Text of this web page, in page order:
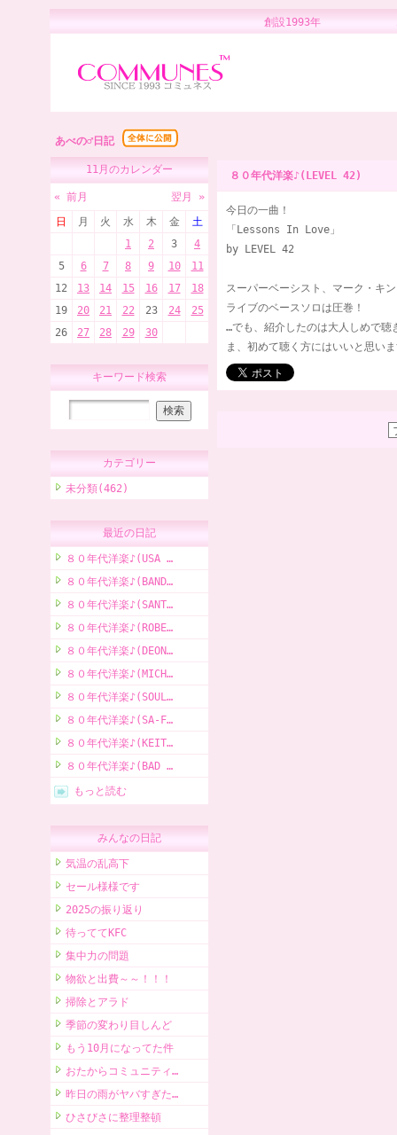
創設1993年 コ
あべの♂日記
11月のカレンダー
« 前月
翌月 »
日
月 火 水 木 金
土
1
2 3
4
5
6 7 8 9 10
11
12
13 14 15 16 17
18
19
20 21 22 23 24
25
26
27 28 29 30
キーワード検索
カテゴリー
未分類(462)
最近の日記
８０年代洋楽♪(USA …
８０年代洋楽♪(BAND…
８０年代洋楽♪(SANT…
８０年代洋楽♪(ROBE…
８０年代洋楽♪(DEON…
８０年代洋楽♪(MICH…
８０年代洋楽♪(SOUL…
８０年代洋楽♪(SA-F…
８０年代洋楽♪(KEIT…
８０年代洋楽♪(BAD …
もっと読む
みんなの日記
気温の乱高下
セール様様です
2025の振り返り
待っててKFC
集中力の問題
物欲と出費～～！！！
掃除とアラド
季節の変わり目しんど
もう10月になってた件
おたからコミュニティ…
昨日の雨がヤバすぎた…
ひさびさに整理整頓
８０年代洋楽♪(LEVEL 42)
今日の一曲！
「Lessons In Love」
by LEVEL 42
スーパーベーシスト、マーク・キ
ライブのベースソロは圧巻！
…でも、紹介したのは大人しめで聴
ま、初めて聴く方にはいいと思い